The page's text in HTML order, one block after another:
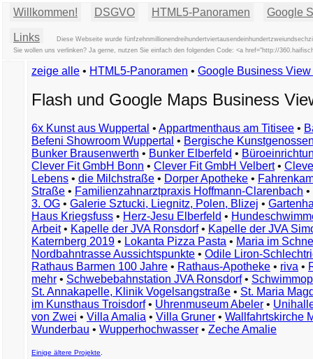
Willkommen! DSGVO HTML5-Panoramen Google
Links
Diese Webseite wurde
Sie wollen uns verlinken? Ja gerne, nutzen Sie einfach den folgenden Code: <a href="http://
zeige alle • HTML5-Panoramen • Google Business
Flash und Google Maps Business
6x Kunst aus Wuppertal • Appartmenthaus am Titisee •
Befeni Showroom Wuppertal • Bergische
Bunker Brausenwerth • Bunker Elberfeld •
Clever Fit GmbH Bonn • Clever Fit GmbH Velbert•
Lebens • die Milchstraße • Dorper Apotheke •
Straße • Familienzahnarztpraxis Hoffmann-Clarenbach •
3. OG • Galerie Sztucki, Liegnitz, Polen, Blizej •
Haus Kriegsfuss • Herz-Jesu Elberfeld •
Arbeit• Kapelle der JVA Ronsdorf• Kapelle der JVA
Katernberg 2019 • Lokanta Pizza Pasta • Maria im
Nordbahntrasse Aussichtspunkte • Odile Liron-
Rathaus Barmen 100 Jahre • Rathaus-Apotheke • riva •
mehr • Schwebebahnstation JVA Ronsdorf•
St. Annakapelle, Klinik Vogelsangstraße • St. Maria
im Kunsthaus Troisdorf• Uhrenmuseum Abeler •
von Zwei • Villa Amalia • Villa Gruner • Wallfahrtskirche
Wunderbau • Wupperhochwasser • Zeche Amalie
Einige ältere Projekte